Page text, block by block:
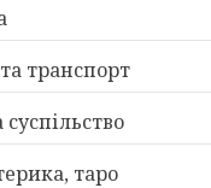
транспорт
таро